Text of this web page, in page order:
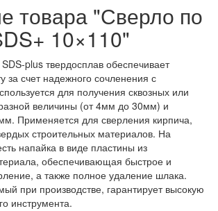
товара "Сверло по
10×110"
plus твердосплав обеспечивает
за счет надежного сочленения с
для получения сквозных или
разной величины (от 4мм до 30мм) и
Применяется для сверления кирпича,
строительных материалов. На
напайка в виде пластины из
обеспечивающая быстрое и
а также полное удаление шлака.
при производстве, гарантирует высокую
инструмента.